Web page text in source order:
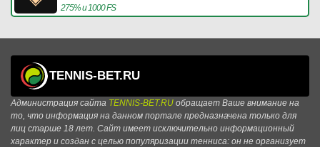
275% и 1000 FS
TENNIS-BET.RU
Администрация сайта TENNIS-BET.RU обращает Ваше внимание на
то, что информация на данном портале предназначена только для
лиц старше 18 лет. Сайт имеет исключительно информационный
характер и создан с целью популяризации тенниса: он не организует